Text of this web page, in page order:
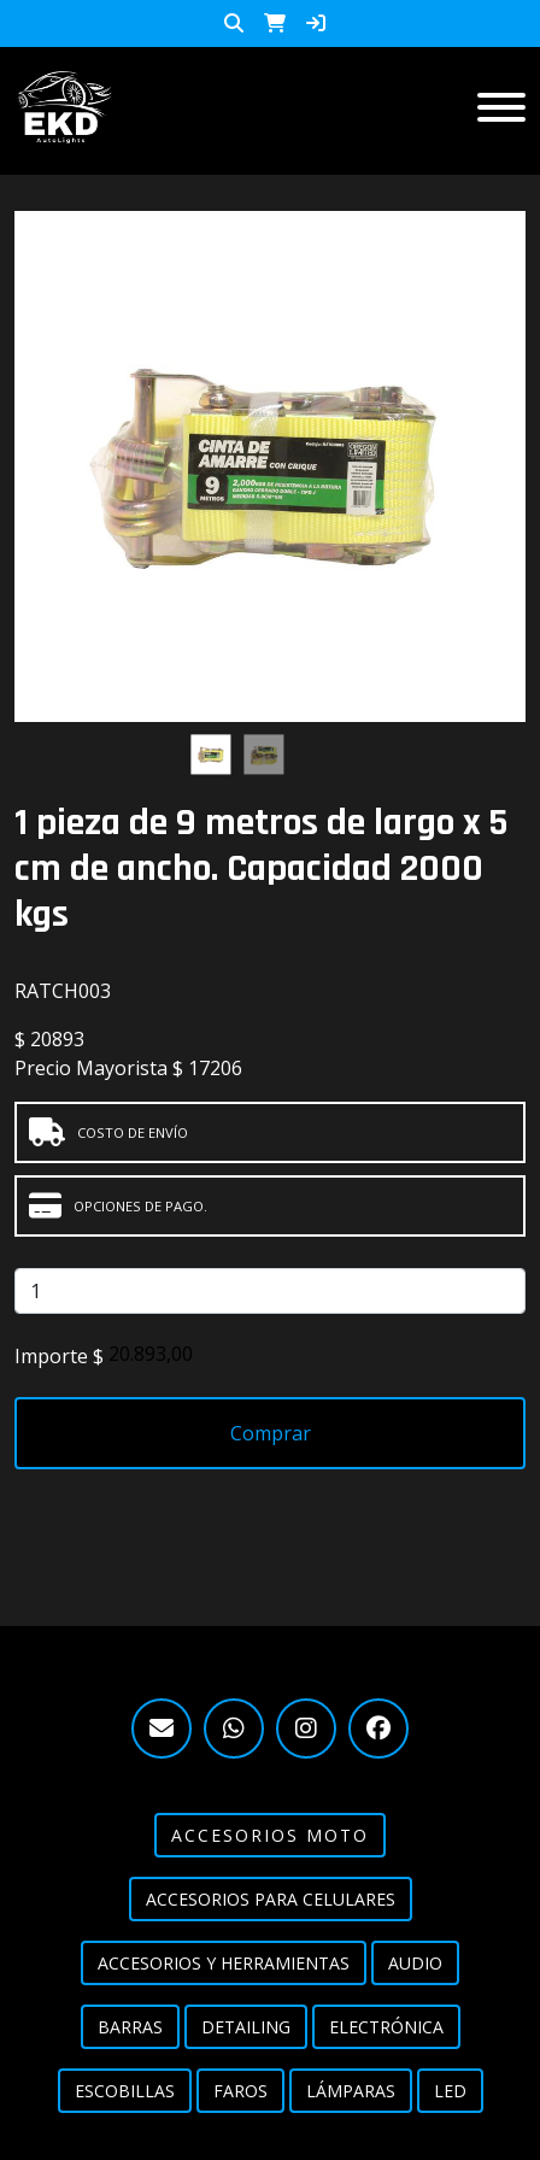
accesorios para celulares
Accesorios y herramientas
Audio
Barras
Faros
LED
Lista de Precios
1 pieza de 9 metros de largo x 5
cm de ancho. Capacidad 2000
kgs
RATCH003
$ 20893
Precio Mayorista $ 17206
COSTO DE ENVÍO
OPCIONES DE PAGO.
Importe $
Comprar
ACCESORIOS MOTO
ACCESORIOS PARA CELULARES
ACCESORIOS Y HERRAMIENTAS AUDIO
BARRAS DETAILING ELECTRÓNICA
ESCOBILLAS FAROS LÁMPARAS LED